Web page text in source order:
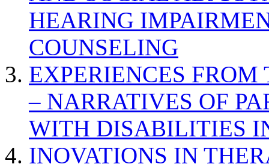
HEARING
COUNSELING
EXPERIENCES
– NARRATIVES OF
WITH DISABILITIES
INOVATIONS IN